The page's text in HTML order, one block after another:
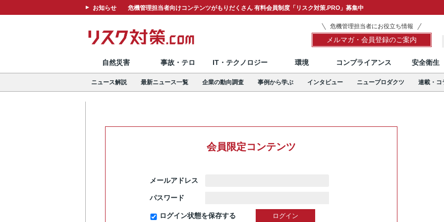
お知らせ 危機管理担当者向けコンテンツがもりだくさん 有料会員制度「リスク対策.PRO」募集中
危機管理担当者にお役立ち情報
メルマガ・会員登録のご案内
自然災害 事故・テロ IT・テクノロジー 環境 コンプライアンス 安全衛生
ニュース解説 最新ニュース一覧 企業の動向調査 事例から学ぶ インタビュー ニュープロダクツ 連載・コ
会員限定コンテンツ
メールアドレス
パスワード
ログイン状態を保存する